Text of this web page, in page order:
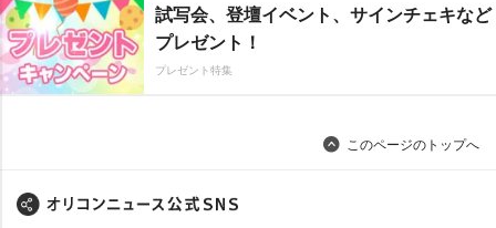
試写会、登壇イベント、サインチェキなど
プレゼント！
プレゼント特集
このページのトップへ